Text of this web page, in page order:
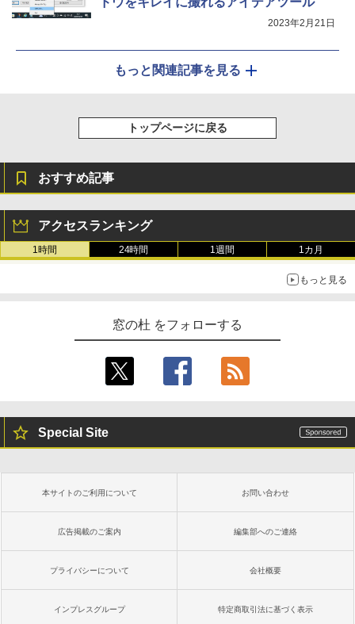
2023年2月21日
もっと関連記事を見る
トップページに戻る
おすすめ記事
アクセスランキング
1時間 24時間 1週間 1カ月
もっと見る
窓の杜 をフォローする
Special Site
本サイトのご利用について お問い合わせ
広告掲載のご案内 編集部へのご連絡
プライバシーについて 会社概要
インプレスグループ 特定商取引法に基づく表示